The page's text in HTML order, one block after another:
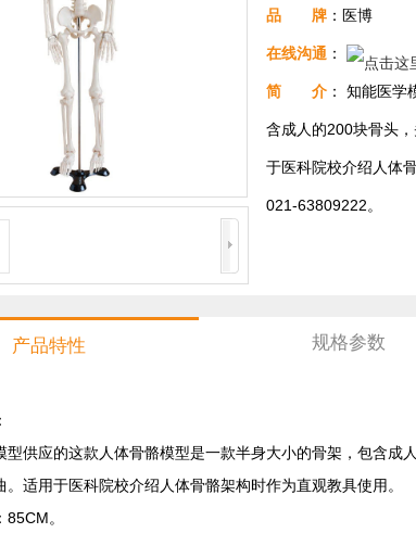
品 牌 ：医博
在线沟通 ：
简 介 ： 知能医
含成人的200块骨头
于医科院校介绍人体
021-63809222。
产品特性 规格参数
型供应的这款人体骨骼模型是一款半身大小的骨架，包含成
。适用于医科院校介绍人体骨骼架构时作为直观教具使用。
。